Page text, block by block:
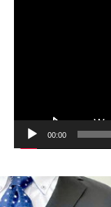
00:00